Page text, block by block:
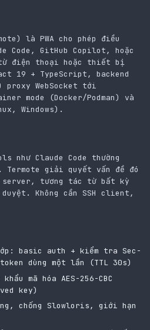
là PWA cho phép điều
Code, GitHub Copilot, hoặc
điện thoại hoặc thiết bị
19 + TypeScript, backend
WebSocket tới
mode (Docker/Podman) và
Windows).
như Claude Code thường
giải quyết vấn đề đó
tương tác từ bất kỳ
Không cần SSH client,
basic auth + kiểm tra Sec-
dùng một lần (TTL 30s)
mã hóa AES-256-CBC
key)
chống Slowloris, giới hạn